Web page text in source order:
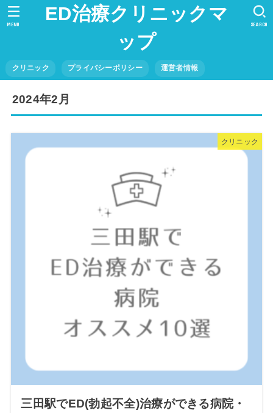
ED治療クリニックマ
ップ
クリニック プライバシーポリシー 運営者情報
SEARCH
MENU
2024年2月
クリニック
三田駅でED(勃起不全)治療ができる病院・